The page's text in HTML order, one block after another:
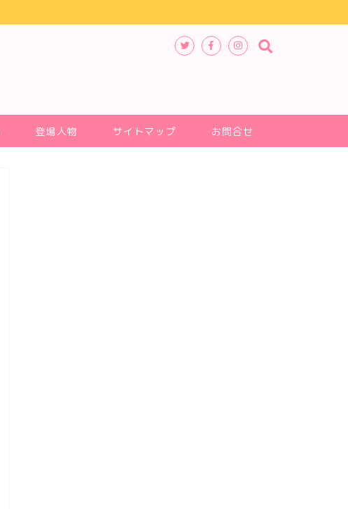
登場人物 サイトマップ お問合せ